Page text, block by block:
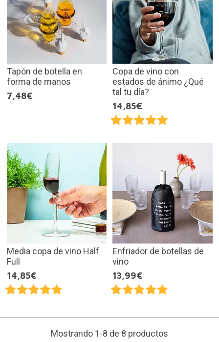
Tapón de botella en
forma de manos
7,48€
Copa de vino con
estados de ánimo ¿Qué
tal tu día?
14,85€
Media copa de vino Half
Full
14,85€
Enfriador de botellas de
vino
13,99€
Mostrando 1-8 de 8 productos